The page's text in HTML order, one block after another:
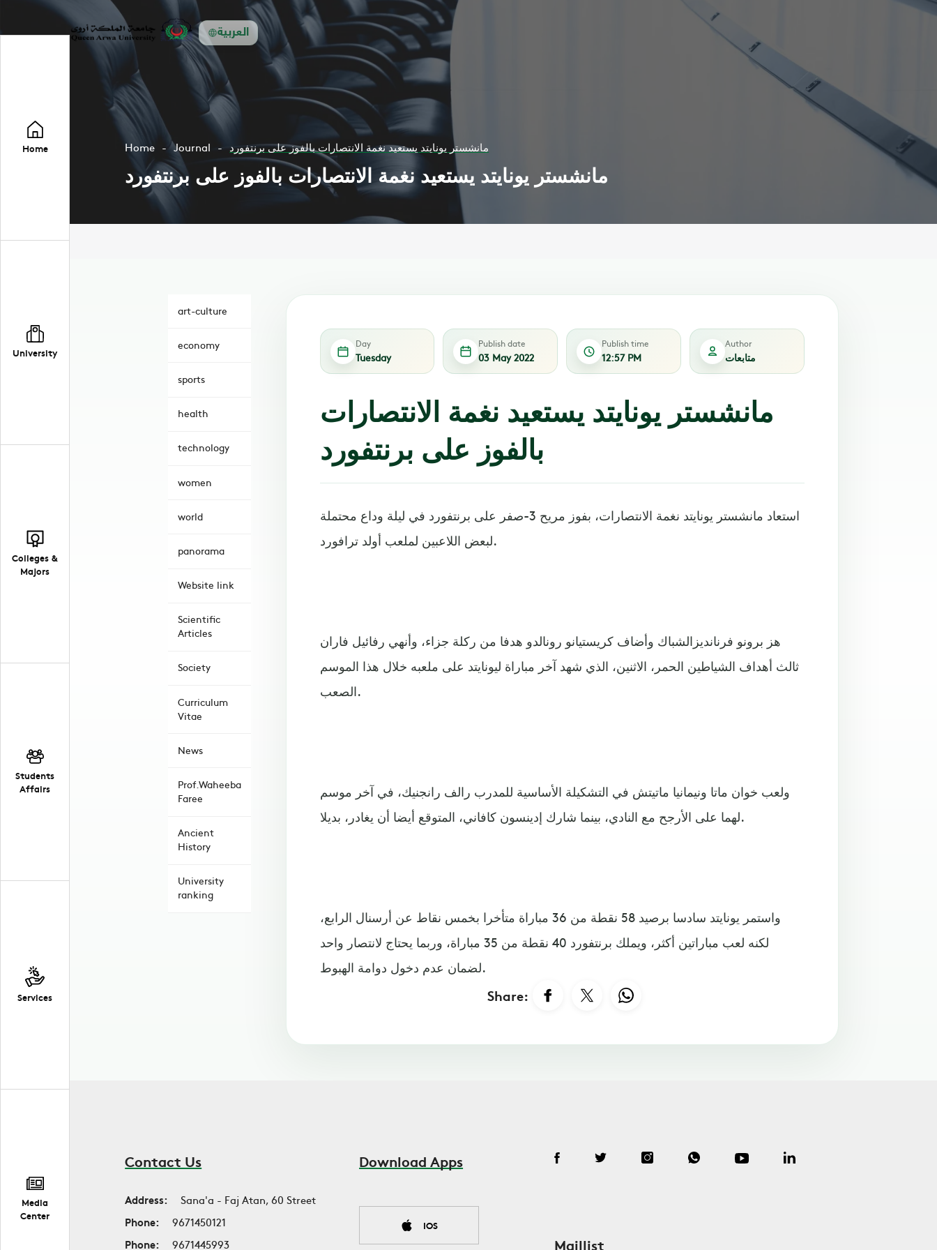
العربية
Home
University
Colleges &
Majors
Students
Affairs
Services
Media
Center
Home Journal مانشستر يونايتد يستعيد نغمة الانتصارات بالفوز على برنتفورد
مانشستر يونايتد يستعيد نغمة الانتصارات بالفوز على برنتفورد
art-culture
economy
sports
health
technology
women
world
panorama
Website link
Scientific
Articles
Society
Curriculum
Vitae
News
Prof.Waheeba
Faree
Ancient
History
University
ranking
Day
Tuesday
Publish date
03 May 2022
Publish time
12:57 PM
Author
متابعات
مانشستر يونايتد يستعيد نغمة الانتصارات
بالفوز على برنتفورد
استعاد مانشستر يونايتد نغمة الانتصارات، بفوز مريح 3-صفر على برنتفورد في ليلة وداع محتملة
لبعض اللاعبين لملعب أولد ترافورد.
هز برونو فرنانديزالشباك وأضاف كريستيانو رونالدو هدفا من ركلة جزاء، وأنهي رفائيل فاران
ثالث أهداف الشياطين الحمر، الاثنين، الذي شهد آخر مباراة ليونايتد على ملعبه خلال هذا الموسم
الصعب.
ولعب خوان ماتا ونيمانيا ماتيتش في التشكيلة الأساسية للمدرب رالف رانجنيك، في آخر موسم
لهما على الأرجح مع النادي، بينما شارك إدينسون كافاني، المتوقع أيضا أن يغادر، بديلا.
واستمر يونايتد سادسا برصيد 58 نقطة من 36 مباراة متأخرا بخمس نقاط عن أرسنال الرابع،
لكنه لعب مباراتين أكثر، ويملك برنتفورد 40 نقطة من 35 مباراة، وربما يحتاج لانتصار واحد
لضمان عدم دخول دوامة الهبوط.
Share:
Contact Us
Address:
Sana'a - Faj Atan, 60 Street
Phone:
9671450121
Phone:
9671445993
Download Apps
IOS
Maillist